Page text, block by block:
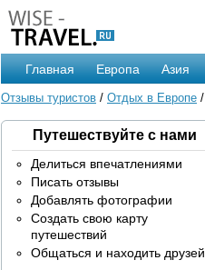
Главная Европа Азия
Отзывы туристов / Отдых в Европе /
Путешествуйте с нами
Делиться впечатлениями
Писать отзывы
Добавлять фотографии
Создать свою карту
путешествий
Общаться и находить друзей